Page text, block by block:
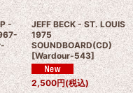
-
JEFF BECK - ST. LOUIS
1975
SOUNDBOARD(CD)
[Wardour-543]
2,500円(税込)